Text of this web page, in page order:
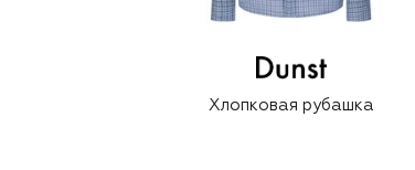
Хлопковая рубашка